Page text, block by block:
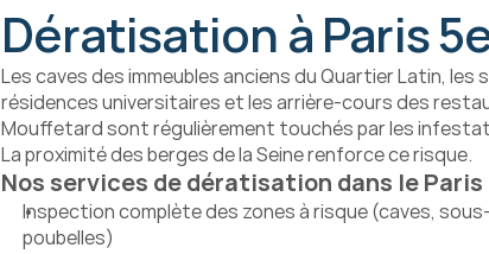
Dératisation à Paris
Les caves des immeubles anciens du Quartier Latin, les
résidences universitaires et les arrière-cours des
Mouffetard sont régulièrement touchés par les
La proximité des berges de la Seine renforce ce risque.
Nos services de dératisation dans le Paris
Inspection complète des zones à risque (caves,
poubelles)